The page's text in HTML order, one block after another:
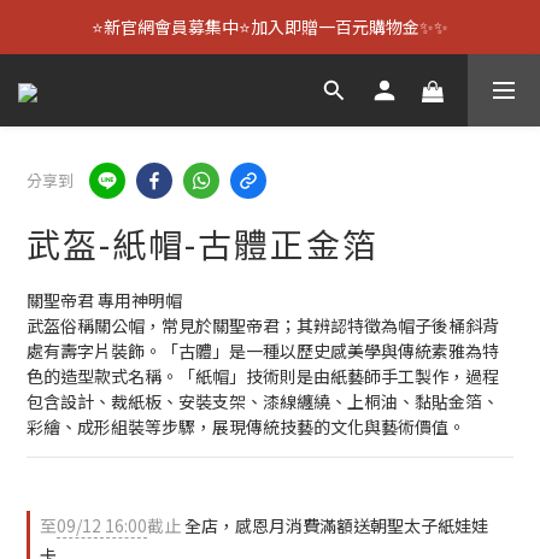
⭐新官網會員募集中⭐加入即贈一百元購物金✨✨
分享到
武盔-紙帽-古體正金箔
關聖帝君 專用神明帽
武盔俗稱關公帽，常見於關聖帝君；其辨認特徵為帽子後桶斜背
處有壽字片裝飾。「古體」是一種以歷史感美學與傳統素雅為特
色的造型款式名稱。「紙帽」技術則是由紙藝師手工製作，過程
包含設計、裁紙板、安裝支架、漆線纏繞、上桐油、黏貼金箔、
彩繪、成形組裝等步驟，展現傳統技藝的文化與藝術價值。
至09/12 16:00截止全店，感恩月消費滿額送朝聖太子紙娃娃